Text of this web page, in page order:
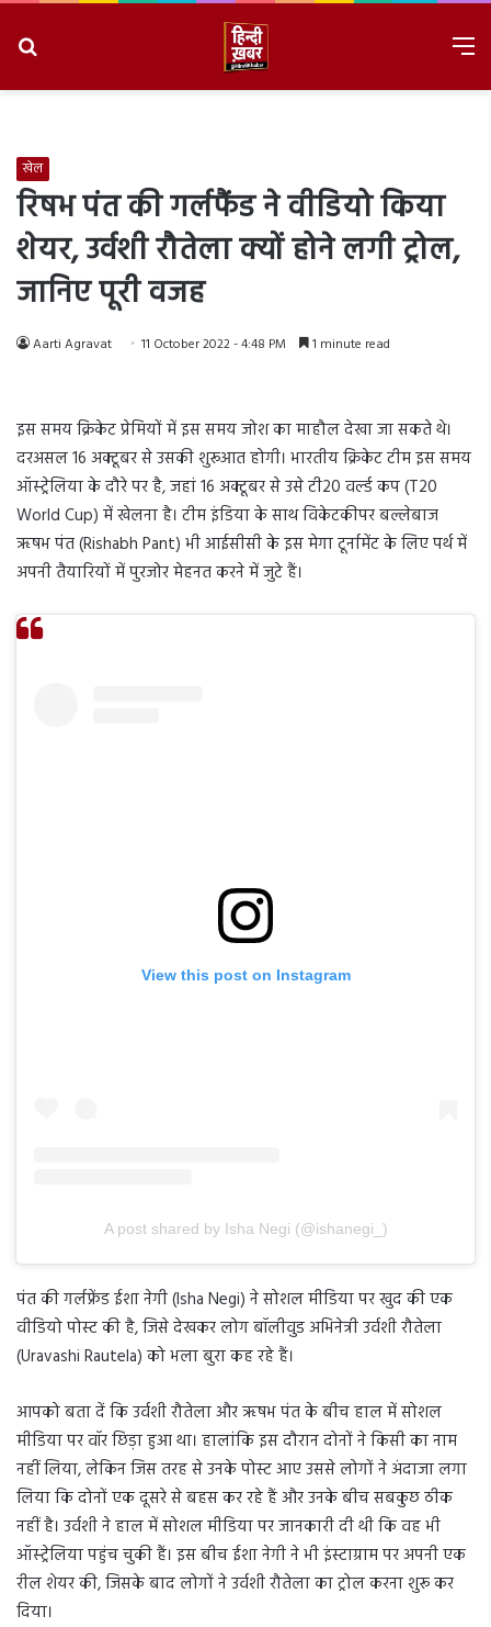
खेल
रिषभ पंत की गर्लफैंड ने वीडियो किया
शेयर, उर्वशी रौतेला क्यों होने लगी ट्रोल,
जानिए पूरी वजह
Aarti Agravat 11 October 2022 - 4:48 PM 1 minute read
इस समय क्रिकेट प्रेमियों में इस समय जोश का माहौल देखा जा सकते थे।
दरअसल 16 अक्टूबर से उसकी शुरूआत होगी। भारतीय क्रिकेट टीम इस समय
ऑस्ट्रेलिया के दौरे पर है, जहां 16 अक्टूबर से उसे टी20 वर्ल्ड कप (T20
World Cup) में खेलना है। टीम इंडिया के साथ विकेटकीपर बल्लेबाज
ऋषभ पंत (Rishabh Pant) भी आईसीसी के इस मेगा टूर्नामेंट के लिए पर्थ में
अपनी तैयारियों में पुरजोर मेहनत करने में जुटे हैं।
View this post on Instagram
A post shared by Isha Negi (@ishanegi_)
पंत की गर्लफ्रेंड ईशा नेगी (Isha Negi) ने सोशल मीडिया पर खुद की एक
वीडियो पोस्ट की है, जिसे देखकर लोग बॉलीवुड अभिनेत्री उर्वशी रौतेला
(Uravashi Rautela) को भला बुरा कह रहे हैं।
आपको बता दें कि उर्वशी रौतेला और ऋषभ पंत के बीच हाल में सोशल
मीडिया पर वॉर छिड़ा हुआ था। हालांकि इस दौरान दोनों ने किसी का नाम
नहीं लिया, लेकिन जिस तरह से उनके पोस्ट आए उससे लोगों ने अंदाजा लगा
लिया कि दोनों एक दूसरे से बहस कर रहे हैं और उनके बीच सबकुछ ठीक
नहीं है। उर्वशी ने हाल में सोशल मीडिया पर जानकारी दी थी कि वह भी
ऑस्ट्रेलिया पहुंच चुकी हैं। इस बीच ईशा नेगी ने भी इंस्टाग्राम पर अपनी एक
रील शेयर की, जिसके बाद लोगों ने उर्वशी रौतेला का ट्रोल करना शुरू कर
दिया।